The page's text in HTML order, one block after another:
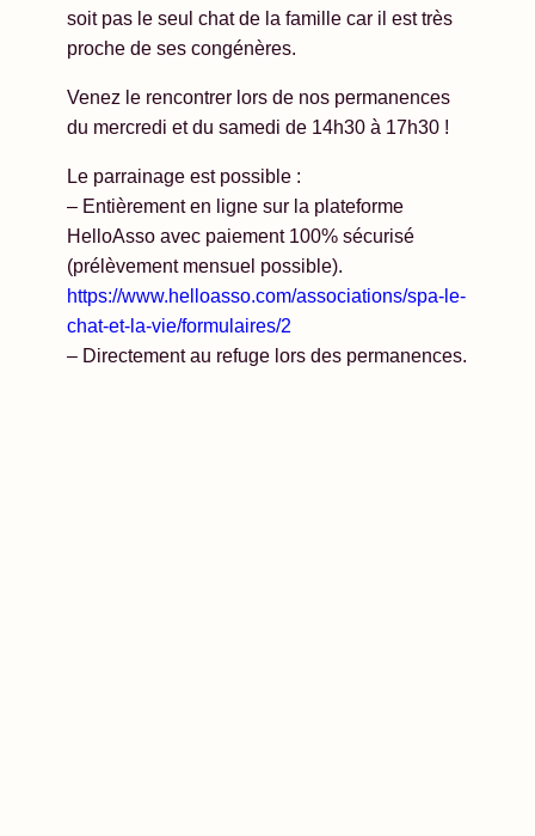
soit pas le seul chat de la famille car il est très
proche de ses congénères.
Venez le rencontrer lors de nos permanences
du mercredi et du samedi de 14h30 à 17h30 !
Le parrainage est possible :
– Entièrement en ligne sur la plateforme
HelloAsso avec paiement 100% sécurisé
(prélèvement mensuel possible).
https://www.helloasso.com/associations/spa-le-
chat-et-la-vie/formulaires/2
– Directement au refuge lors des permanences.